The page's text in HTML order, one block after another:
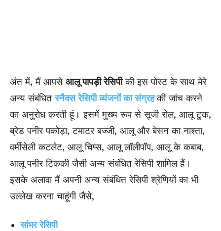
अंत में, मैं आपसे आलू पापड़ी रेसिपीकी इस पोस्ट के साथ मेरे
अन्य संबंधितस्नैक्स रेसिपी व्यंजनों का संग्रहकी जांच करने
का अनुरोध करती हूं। इसमें मुख्य रूप से सूजी रोल, आलू टुक,
ब्रेड पनीर पकोड़ा, टमाटर बज्जी, आलू और बेसन का नाश्ता,
वर्मीसेली कटलेट, आलू चिप्स, आलू लॉलीपॉप, आलू के कबाब,
आलू पनीर टिककी जैसी अन्य संबंधित रेसिपी शामिल हैं।
इसके अलावा मैं अपनी अन्य संबंधित रेसिपी श्रेणियों का भी
उल्लेख करना चाहूंगी जैसे,
सांभर रेसिपी